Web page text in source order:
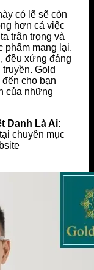
có lẽ sẽ còn
hơn cả việc
trân trọng và
phẩm mang lại.
đều xứng đáng
Gold
cho bạn
của những
Danh Là Ai:
tại chuyên mục